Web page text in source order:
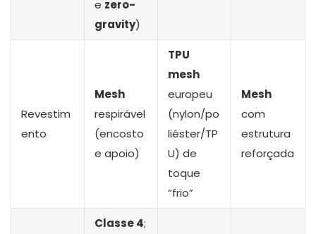
e zero-
gravity)
Revestim
ento
Mesh
respirável
(encosto
e apoio)
TPU
mesh
europeu
(nylon/po
liéster/TP
U) de
toque
“frio”
Mesh
com
estrutura
reforçada
Classe 4;